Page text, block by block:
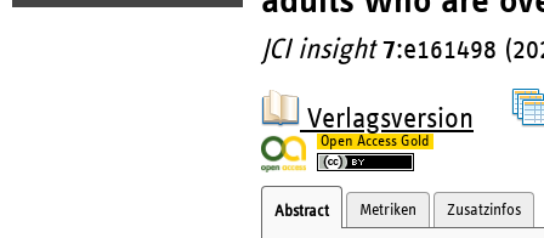
JCI insight 7:e161498
Verlagsversion
Open Access Gold
Abstract Metriken Zusatzinfos